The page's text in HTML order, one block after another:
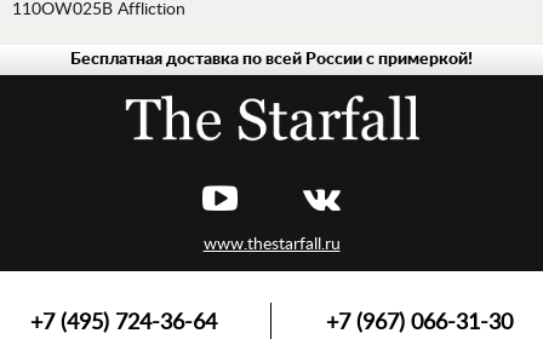
110OW025B Affliction
ДЖИНСЫ
ФУТБОЛКИ,
Бесплатная доставка по всей России с примеркой!
www.thestarfall.ru
+7 (495) 724-36-64 +7 (967) 066-31-30